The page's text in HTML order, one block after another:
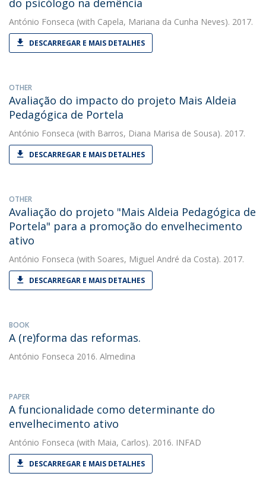
do psicólogo na demência
António Fonseca (with Capela, Mariana da Cunha Neves). 2017.
DESCARREGAR E MAIS DETALHES
OTHER
Avaliação do impacto do projeto Mais Aldeia
Pedagógica de Portela
António Fonseca (with Barros, Diana Marisa de Sousa). 2017.
DESCARREGAR E MAIS DETALHES
OTHER
Avaliação do projeto "Mais Aldeia Pedagógica de
Portela" para a promoção do envelhecimento
ativo
António Fonseca (with Soares, Miguel André da Costa). 2017.
DESCARREGAR E MAIS DETALHES
BOOK
A (re)forma das reformas.
António Fonseca 2016. Almedina
PAPER
A funcionalidade como determinante do
envelhecimento ativo
António Fonseca (with Maia, Carlos). 2016. INFAD
DESCARREGAR E MAIS DETALHES